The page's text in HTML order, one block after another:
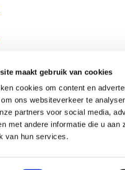
maakt gebruik van cookies
cookies om content en
om ons websiteverkeer te
partners voor social media,
met andere informatie die u
van hun services.